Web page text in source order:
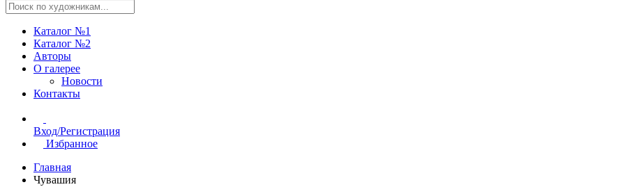
Каталог №1
Каталог №2
Авторы
О галерее
Новости
Контакты
Вход/Регистрация
Избранное
Главная
Чувашия